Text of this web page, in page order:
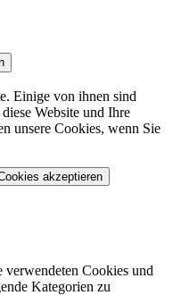
Einige von ihnen sind
Website und Ihre
unsere Cookies, wenn Sie
akzeptieren
Cookies und
Kategorien zu